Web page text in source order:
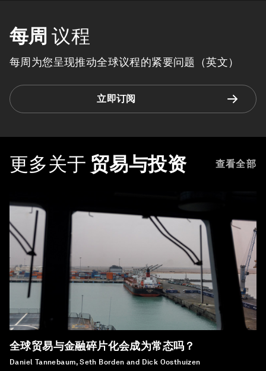
每周 议程
每周为您呈现推动全球议程的紧要问题（英文）
立即订阅
更多关于 贸易与投资 查看全部
全球贸易与金融碎片化会成为常态吗？
Daniel Tannebaum, Seth Borden and Dick Oosthuizen